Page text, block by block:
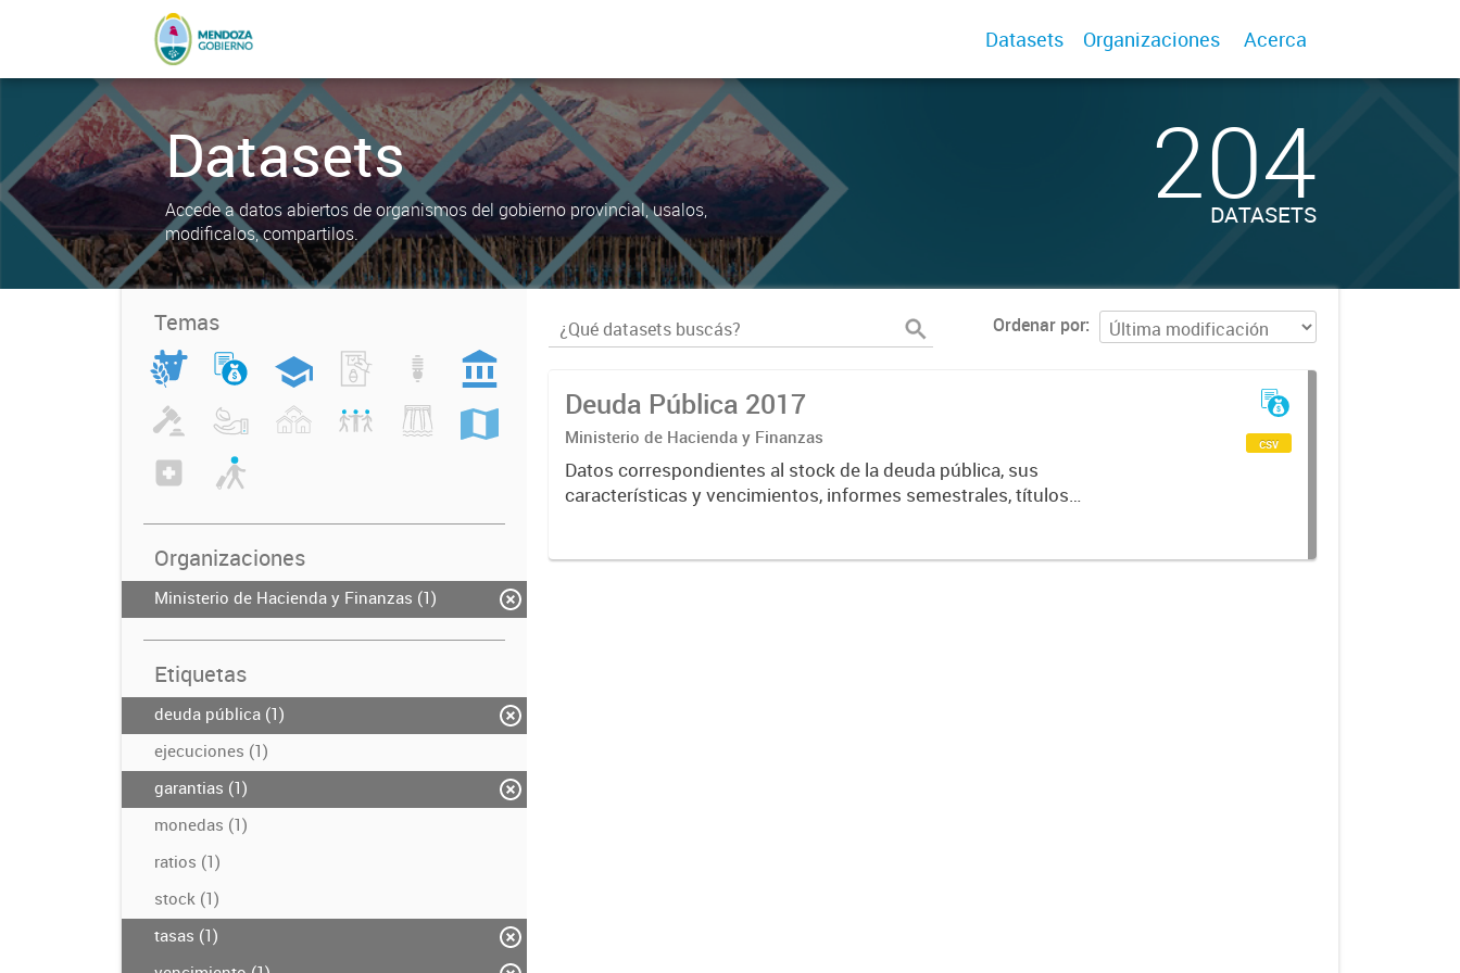
Datasets Organizaciones Acerca
Datasets
Accede a datos abiertos de organismos del gobierno provincial, usalos,
modificalos, compartilos.
204
DATASETS
Temas
Organizaciones
Ministerio de Hacienda y Finanzas (1)
Etiquetas
deuda pública (1)
ejecuciones (1)
garantias (1)
monedas (1)
ratios (1)
stock (1)
tasas (1)
Ordenar por
Deuda Pública 2017
Ministerio de Hacienda y Finanzas
Datos correspondientes al stock de la deuda pública, sus
características y vencimientos, informes semestrales, títulos
csv